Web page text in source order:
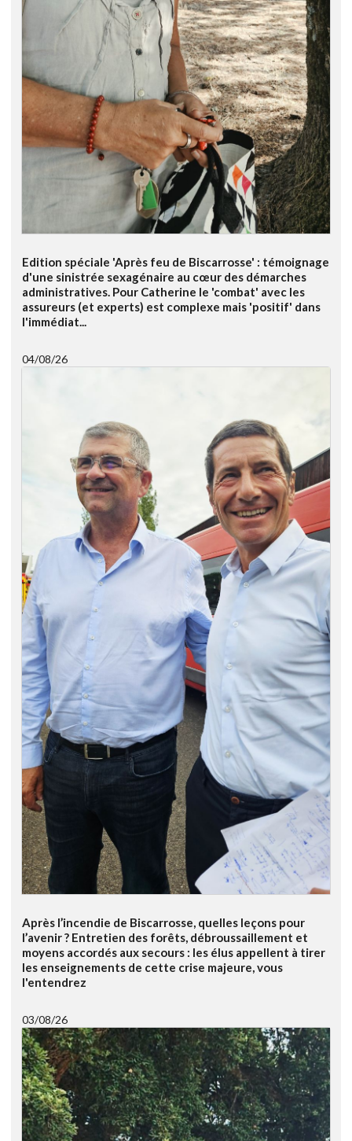
Edition spéciale 'Après feu de Biscarrosse' : témoignage
d'une sinistrée sexagénaire au cœur des démarches
administratives. Pour Catherine le 'combat' avec les
assureurs (et experts) est complexe mais 'positif' dans
l'immédiat...
04/08/26
Après l’incendie de Biscarrosse, quelles leçons pour
l’avenir ? Entretien des forêts, débroussaillement et
moyens accordés aux secours : les élus appellent à tirer
les enseignements de cette crise majeure, vous
l'entendrez
03/08/26